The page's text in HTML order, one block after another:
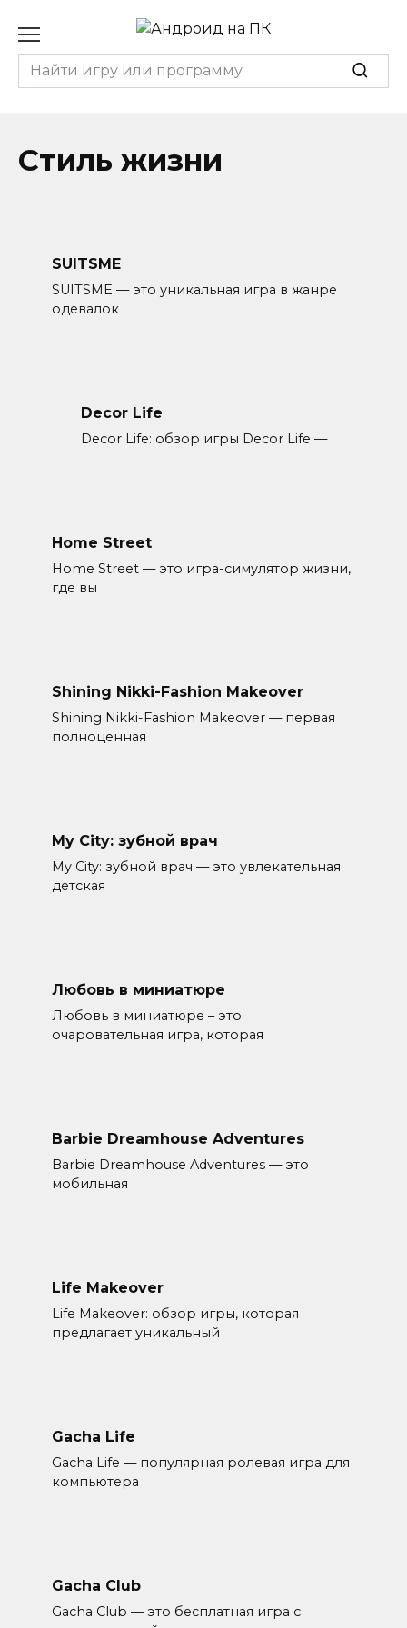
содержанию
Search
for:
Стиль жизни
SUITSME
SUITSME — это уникальная игра в жанре
одевалок
Decor Life
Decor Life: обзор игры Decor Life —
Home Street
Home Street — это игра-симулятор жизни,
где вы
Shining Nikki-Fashion Makeover
Shining Nikki-Fashion Makeover — первая
полноценная
My City: зубной врач
My City: зубной врач — это увлекательная
детская
Любовь в миниатюре
Любовь в миниатюре – это
очаровательная игра, которая
Barbie Dreamhouse Adventures
Barbie Dreamhouse Adventures — это
мобильная
Life Makeover
Life Makeover: обзор игры, которая
предлагает уникальный
Gacha Life
Gacha Life — популярная ролевая игра для
компьютера
Gacha Club
Gacha Club — это бесплатная игра с